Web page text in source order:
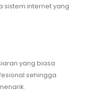
sistem internet yang
yang biasa
sehingga